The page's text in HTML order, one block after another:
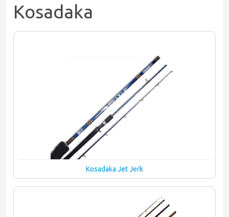
Kosadaka
Kosadaka Jet Jerk